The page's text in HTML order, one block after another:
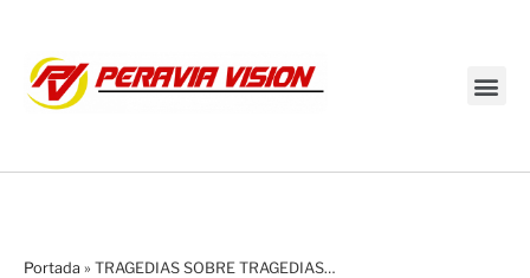
Portada » TRAGEDIAS SOBRE TRAGEDIAS…